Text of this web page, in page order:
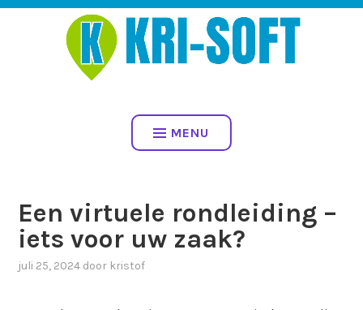
Spring
KRI-SOFT BV – UW PARTNER
VOOR PROFESSIONELE 360
FOTOGRAFIE EN VIRTUELE
MENU
Een virtuele rondleiding –
iets voor uw zaak?
juli 25, 2024 door kristof